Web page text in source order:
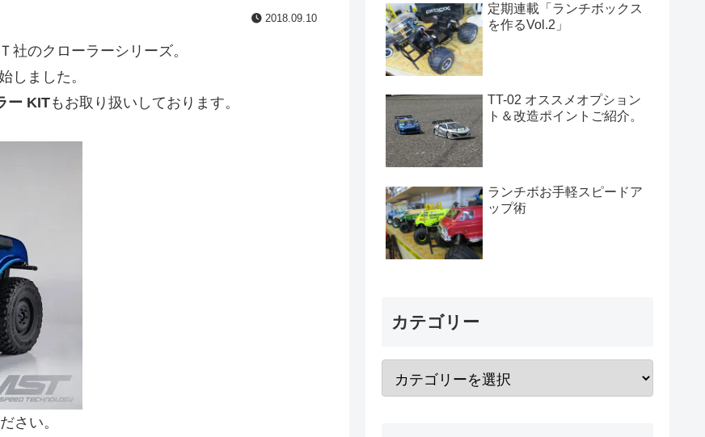
2018.09.10
社のクローラーシリーズ。
しました。
ー KITもお取り扱いしております。
さい。
定期連載「ランチボックス
を作るVol.2」
TT-02 オススメオプション
ト＆改造ポイントご紹介。
ランチボお手軽スピードア
ップ術
カテゴリー